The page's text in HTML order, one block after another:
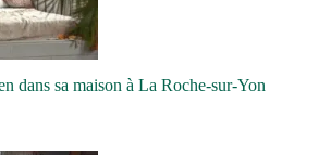
dans sa maison à La Roche-sur-Yon